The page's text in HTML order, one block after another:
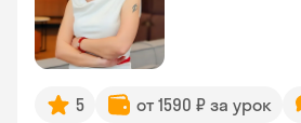
5 от 1590 ₽ за урок